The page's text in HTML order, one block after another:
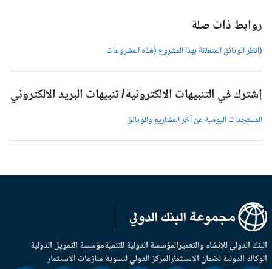
روابط ذات صلة
(انظر الوثائق المتعلقة بهذا المشروع (هذه المشروعات
إشترك في التنبيهات الالكترونية/ تنبيهات البريد الالكتروني
المستجدات اليومية عن آخر المشاريع والوثائق
الدولي للإنشاء والتعميرالمؤسسة الدولية للتنميةمؤسسة التمويل الدولية
الدولية لضمان الاستثمارالمركز الدولي لتسوية منازعات الاستثمار